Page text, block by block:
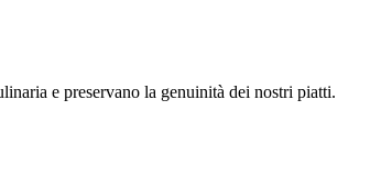
e preservano la genuinità dei nostri piatti.